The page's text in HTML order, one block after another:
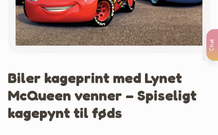
Chat
Biler kageprint med Lynet
McQueen venner – Spiseligt
kagepynt til føds